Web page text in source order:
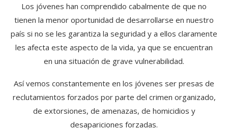
Los jóvenes han comprendido cabalmente de que no
tienen la menor oportunidad de desarrollarse en nuestro
país si no se les garantiza la seguridad y a ellos claramente
les afecta este aspecto de la vida, ya que se encuentran
en una situación de grave vulnerabilidad.
Así vemos constantemente en los jóvenes ser presas de
reclutamientos forzados por parte del crimen organizado,
de extorsiones, de amenazas, de homicidios y
desapariciones forzadas.